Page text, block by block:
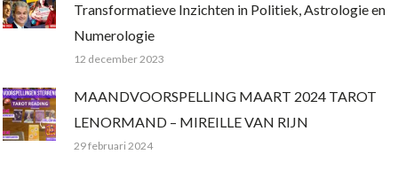
Transformatieve Inzichten in Politiek, Astrologie en
Numerologie
12 december 2023
MAANDVOORSPELLING MAART 2024 TAROT
LENORMAND – MIREILLE VAN RIJN
29 februari 2024